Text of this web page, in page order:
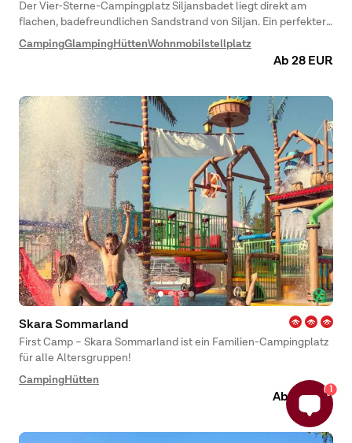
Der Vier-Sterne-Campingplatz Siljansbadet liegt direkt am
flachen, badefreundlichen Sandstrand von Siljan. Ein perfekter
Ort zum Schwimmen, für aufregende Familienaktivitäten und
CampingGlamping HüttenWohnmobilstellplatz
Ab 28 EUR
Skara Sommarland
First Camp – Skara Sommarland ist ein Familien-Campingplatz
für alle Altersgruppen!
Camping Hütten
Ab 20 EUR
1